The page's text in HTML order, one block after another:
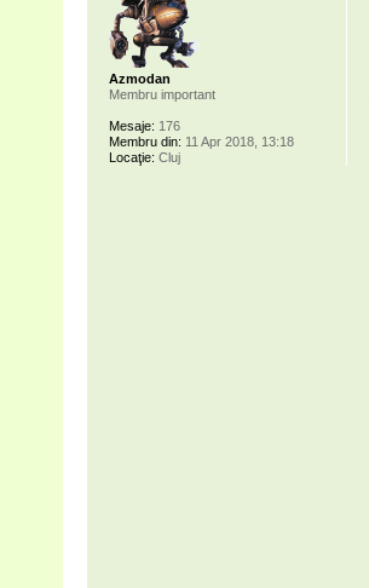
Azmodan
Membru important
Mesaje: 176
Membru din: 11 Apr 2018, 13:18
Locaţie: Cluj